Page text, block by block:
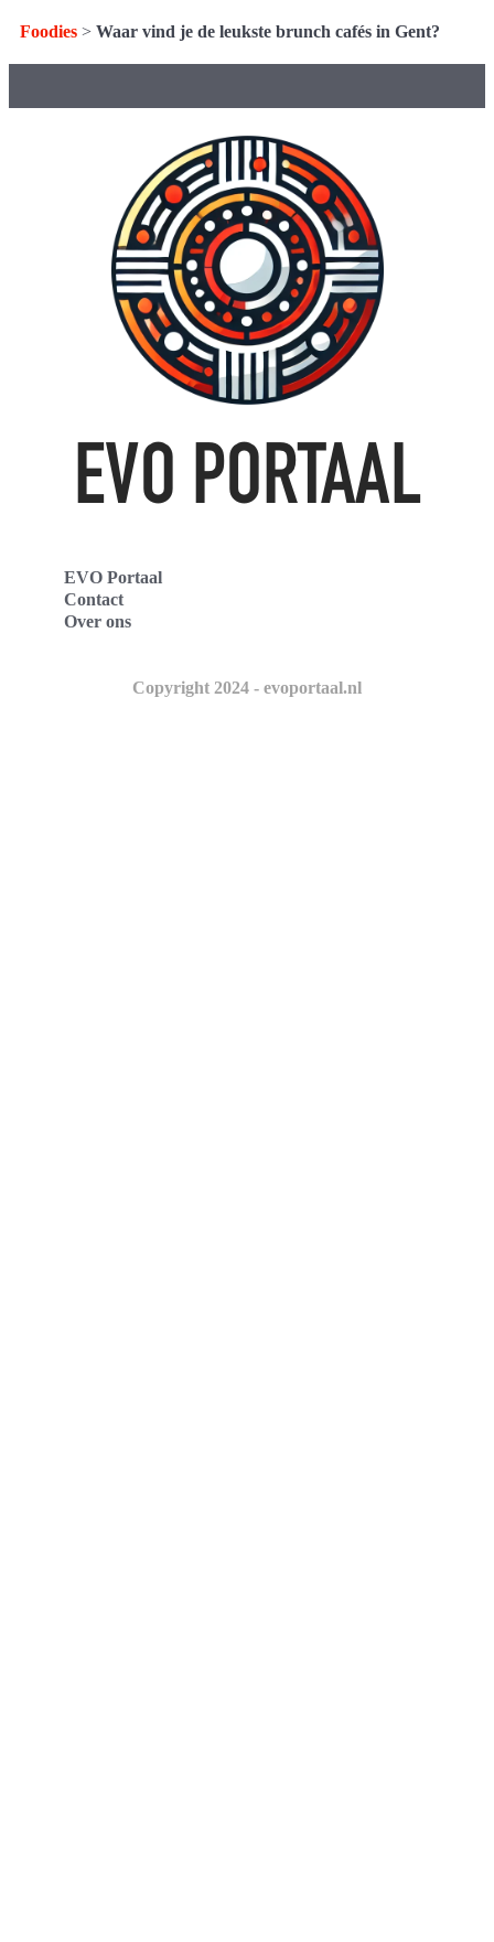
Foodies > Waar vind je de leukste brunch cafés in Gent?
EVO Portaal
Contact
Over ons
Copyright 2024 - evoportaal.nl